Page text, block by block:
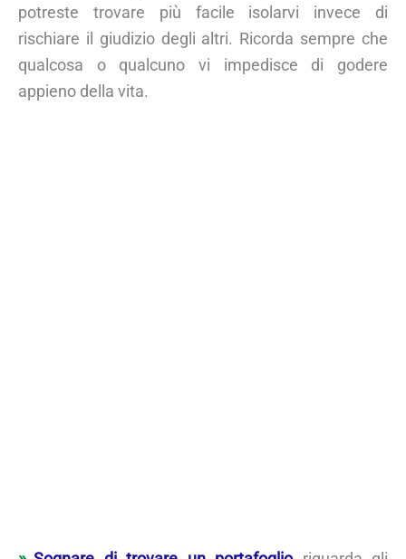
potreste trovare più facile isolarvi invece di
rischiare il giudizio degli altri. Ricorda sempre che
qualcosa o qualcuno vi impedisce di godere
appieno della vita.